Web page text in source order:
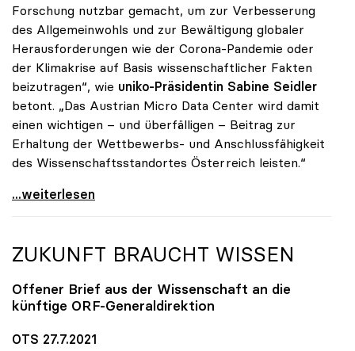
Forschung nutzbar gemacht, um zur Verbesserung
des Allgemeinwohls und zur Bewältigung globaler
Herausforderungen wie der Corona-Pandemie oder
der Klimakrise auf Basis wissenschaftlicher Fakten
beizutragen“, wie uniko-Präsidentin Sabine Seidler
betont. „Das Austrian Micro Data Center wird damit
einen wichtigen – und überfälligen – Beitrag zur
Erhaltung der Wettbewerbs- und Anschlussfähigkeit
des Wissenschaftsstandortes Österreich leisten.“
uniko-Präsidentin Seidler: Austrian Micro Data
...weiterlesen
ZUKUNFT BRAUCHT WISSEN
Offener Brief aus der Wissenschaft an die
künftige ORF-Generaldirektion
OTS 27.7.2021